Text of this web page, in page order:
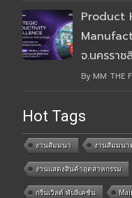
Product
จ.นครราช
By MM THE
Hot Tags
งานสัมมนา งานสัมมนา
งานแสดงสินค้าอุตสาหกรรม
กรีนเวิลด์ พับลิเคชั่น